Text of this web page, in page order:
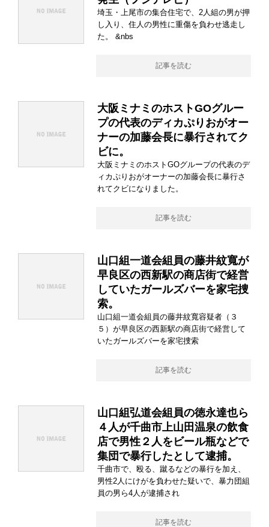
埼玉・上尾市の集合住宅で、2人組の男が押
し入り、住人の男性に重傷を負わせ逃走し
た。 &nbs
記事を読む
大阪ミナミのホストGOグルー
プの代表のディカぷりおがオー
ナーの加藤会長に暴行されてク
ビに。
大阪ミナミのホストGOグループの代表のデ
ィカぷりおがオーナーの加藤会長に暴行さ
れてクビになりました。
記事を読む
山口組一道会組員の藤井紋寬が
早良区の西新駅の商店街で経営
していたガールズバーを家宅捜
索。
山口組一道会組員の藤井紋寬容疑者（３
５）が早良区の西新駅の商店街で経営して
いたガールズバーを家宅捜索
記事を読む
山口組弘道会組員の徳永達也ら
４人が千曲市上山田温泉の飲食
店で男性２人をビール瓶などで
集団で暴行したとして逮捕。
千曲市で、殴る、蹴るなどの暴行を加え、
男性2人にけがを負わせた疑いで、暴力団組
員の男ら4人が逮捕され
記事を読む